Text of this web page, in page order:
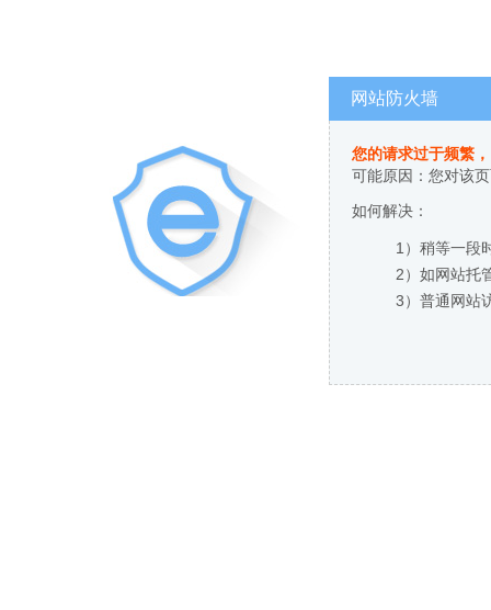
网站防火墙
您的请求过于频繁
可能原因：您对该
如何解决：
1）稍等一段
2）如网站托
3）普通网站